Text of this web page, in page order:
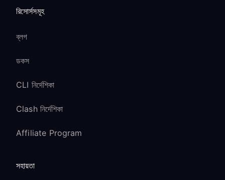
রিসোর্সসমূহ
ব্লগ
ডকস
CLI নির্দেশিকা
Clash নির্দেশিকা
Affiliate Program
সহায়তা